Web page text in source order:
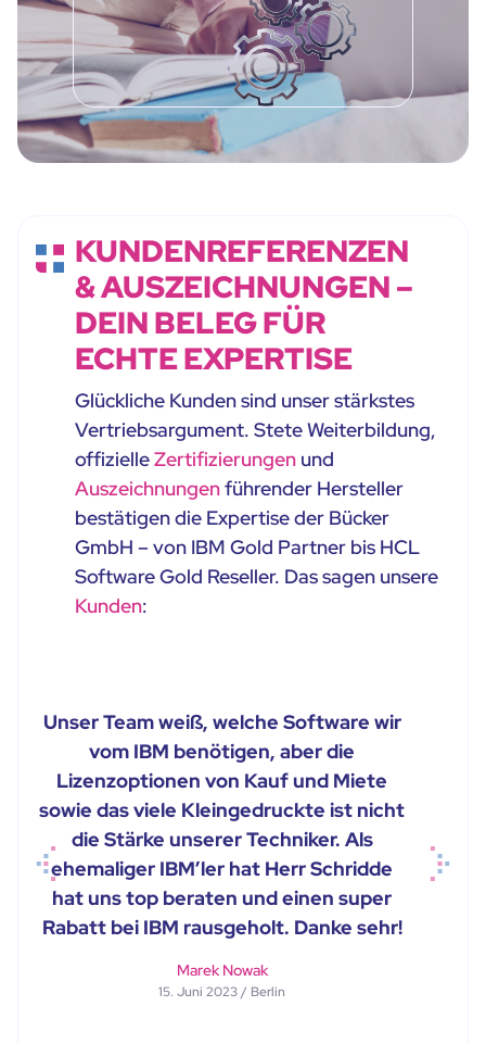
KUNDENREFERENZEN
& AUSZEICHNUNGEN –
DEIN BELEG FÜR
ECHTE EXPERTISE
Glückliche Kunden sind unser stärkstes
Vertriebsargument. Stete Weiterbildung,
offizielleZertifizierungen und
Auszeichnungenführender Hersteller
bestätigen die Expertise der Bücker
GmbH – von IBM Gold Partner bis HCL
Software Gold Reseller. Das sagen unsere
Kunden:
Unser Team weiß, welche Software wir
vom IBM benötigen, aber die
Lizenzoptionen von Kauf und Miete
sowie das viele Kleingedruckte ist nicht
die Stärke unserer Techniker. Als
ehemaliger IBM’ler hat Herr Schridde
hat uns top beraten und einen super
Rabatt bei IBM rausgeholt. Danke sehr!
Marek Nowak
15. Juni 2023 / Berlin
Previous Next